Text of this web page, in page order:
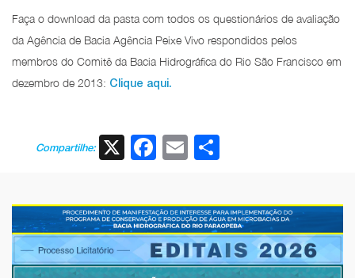
Faça o download da pasta com todos os questionários de avaliação
da Agência de Bacia Agência Peixe Vivo respondidos pelos
membros do Comitê da Bacia Hidrográfica do Rio São Francisco em
dezembro de 2013: Clique aqui.
Compartilhe: X Facebook
Email